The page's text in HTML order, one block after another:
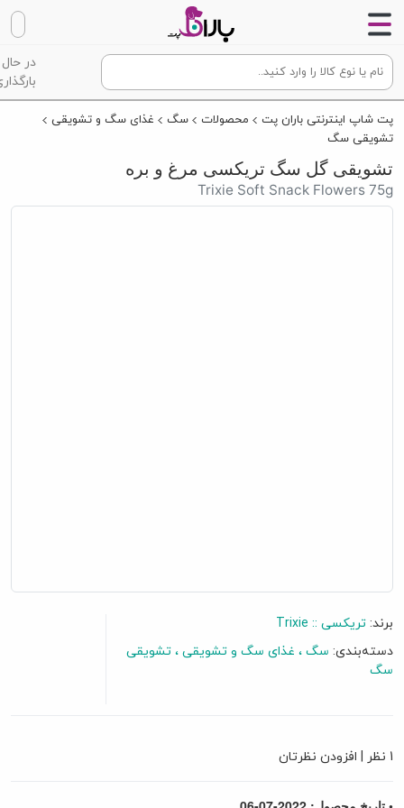
در حال
پت شاپ اینترنتی باران پت محصولات سگ
غذای سگ و تشویقی
تشویقی سگ
تشویقی گل سگ تریکسی مرغ و بره
Trixie Soft Snack Flowers 75g
برند: تریکسی :: Trixie
دسته‌بندی: سگ غذای سگ و تشویقی
تشویقی
سگ
1 نظر افزودن نظرتان
• تاریخ محصول: 2022-07-06